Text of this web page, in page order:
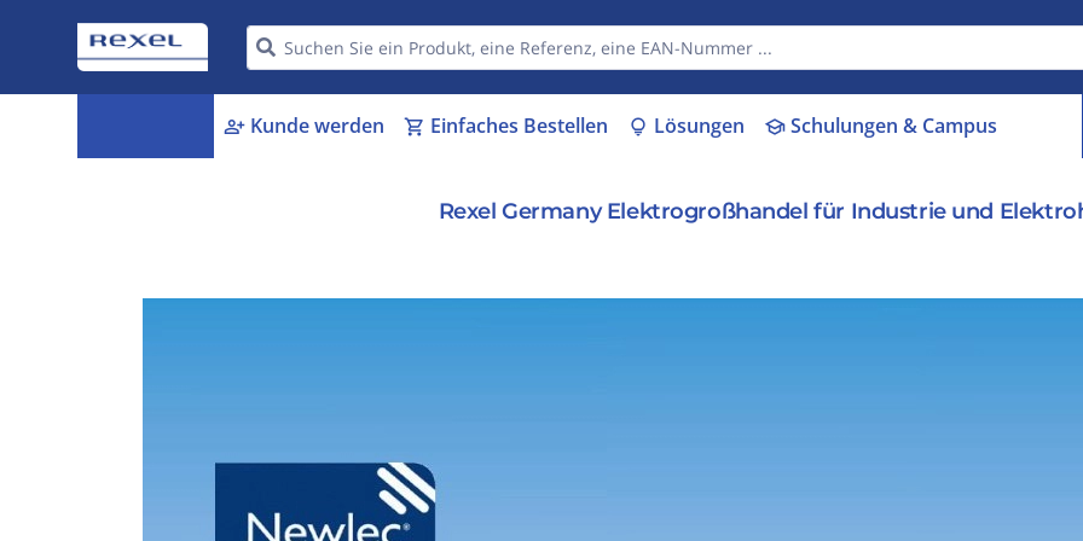
person_add Kunde werden shopping_cart Einfaches Bestellen lightbulb Lösungen schoolSchulungen & Campus
Rexel Germany Elektrogroßhandel für Industrie und